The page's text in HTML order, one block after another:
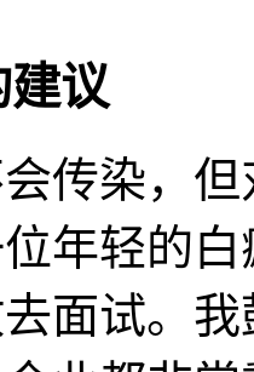
建议
传染，
年轻的
面试。